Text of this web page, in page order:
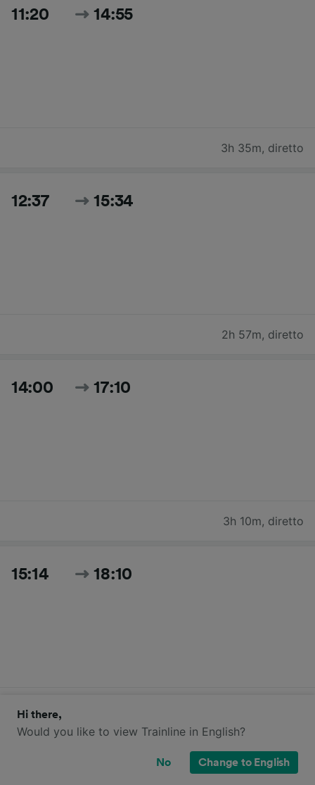
11:20 14:55
3h 35m, diretto
12:37 15:34
2h 57m, diretto
14:00 17:10
3h 10m, diretto
15:14 18:10
Cerca tutti gli orari e i prezzi per oggi
Hi there,
Would you like to view Trainline in English?
No Change to English